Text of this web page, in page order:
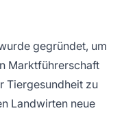
gegründet, um
Marktführerschaft
Tiergesundheit zu
Landwirten neue